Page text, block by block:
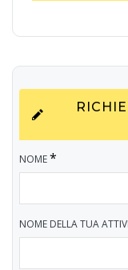
NOME*
NOME DELLA TUA